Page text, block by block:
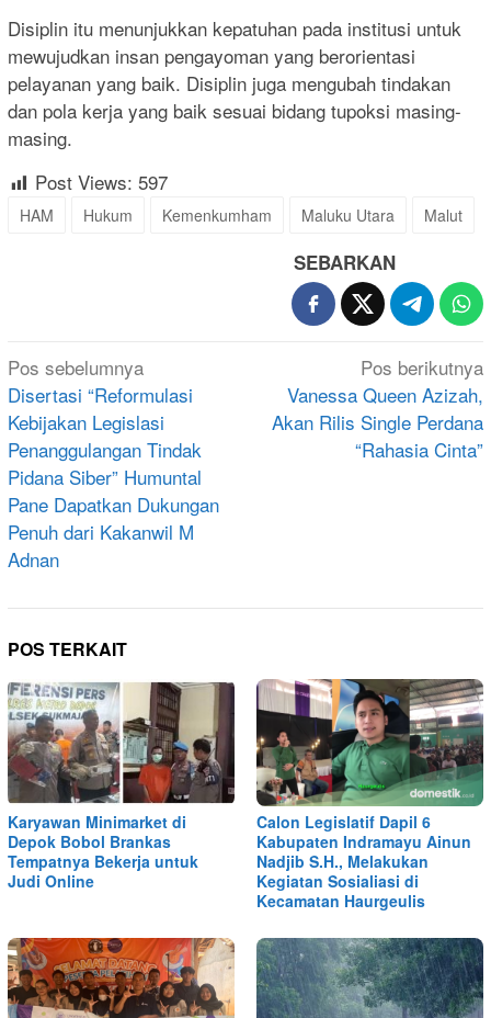
Disiplin itu menunjukkan kepatuhan pada institusi untuk
mewujudkan insan pengayoman yang berorientasi
pelayanan yang baik. Disiplin juga mengubah tindakan
dan pola kerja yang baik sesuai bidang tupoksi masing-
masing.
Post Views: 597
HAM Hukum Kemenkumham Maluku Utara Malut
SEBARKAN
Navigasi
pos
Pos sebelumnya
Disertasi “Reformulasi
Kebijakan Legislasi
Penanggulangan Tindak
Pidana Siber” Humuntal
Pane Dapatkan Dukungan
Penuh dari Kakanwil M
Adnan
Pos berikutnya
Vanessa Queen Azizah,
Akan Rilis Single Perdana
“Rahasia Cinta”
POS TERKAIT
Karyawan Minimarket di
Depok Bobol Brankas
Tempatnya Bekerja untuk
Judi Online
Calon Legislatif Dapil 6
Kabupaten Indramayu Ainun
Nadjib S.H., Melakukan
Kegiatan Sosialiasi di
Kecamatan Haurgeulis